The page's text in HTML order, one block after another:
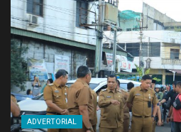
ADVERTORIAL